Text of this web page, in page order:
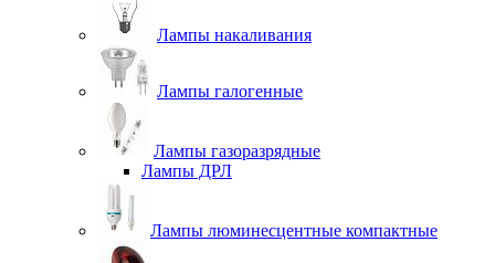
Лампы накаливания
Лампы галогенные
Лампы газоразрядные
Лампы ДРЛ
Лампы люминесцентные компактные